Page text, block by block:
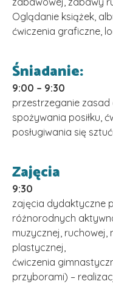
Oglądanie książek,
ćwiczenia graficzne,
Śniadanie:
9:00 – 9:30
przestrzeganie
spożywania posiłku,
posługiwania się
Zajęcia
9:30
zajęcia dydaktyczne
różnorodnych
muzycznej,
plastycznej,
ćwiczenia
przyborami) –